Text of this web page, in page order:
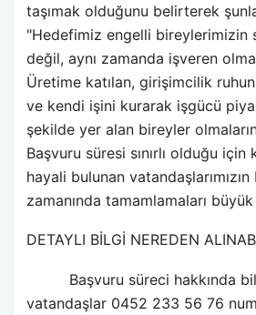
taşımak olduğunu belirterek
"Hedefimiz engelli bireylerimizin
değil, aynı zamanda işveren
Üretime katılan, girişimcilik
ve kendi işini kurarak işgücü
şekilde yer alan bireyler
Başvuru süresi sınırlı olduğu
hayali bulunan vatandaşlarımızın
zamanında tamamlamaları
DETAYLI BİLGİ NEREDEN
Başvuru süreci hakkında
vatandaşlar 0452 233 56 76